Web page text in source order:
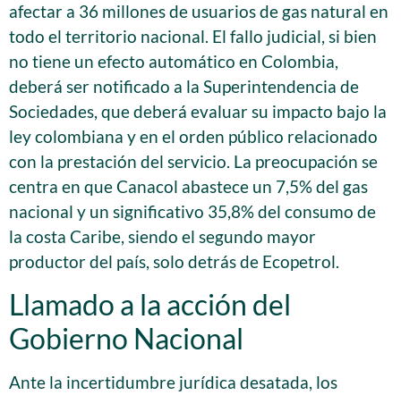
afectar a 36 millones de usuarios de gas natural en
todo el territorio nacional. El fallo judicial, si bien
no tiene un efecto automático en Colombia,
deberá ser notificado a la Superintendencia de
Sociedades, que deberá evaluar su impacto bajo la
ley colombiana y en el orden público relacionado
con la prestación del servicio. La preocupación se
centra en que Canacol abastece un 7,5% del gas
nacional y un significativo 35,8% del consumo de
la costa Caribe, siendo el segundo mayor
productor del país, solo detrás de Ecopetrol.
Llamado a la acción del
Gobierno Nacional
Ante la incertidumbre jurídica desatada, los